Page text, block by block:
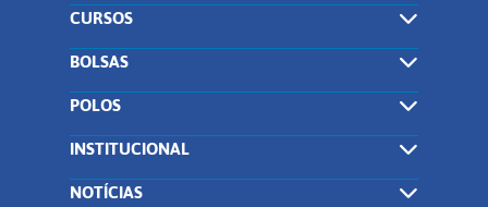
CURSOS
BOLSAS
POLOS
INSTITUCIONAL
NOTÍCIAS